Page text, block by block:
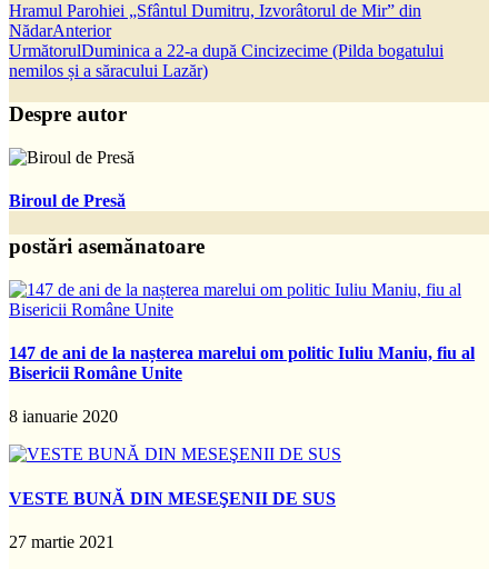
Hramul Parohiei „Sfântul Dumitru, Izvorâtorul de Mir” din
NădarAnterior
UrmătorulDuminica a 22-a după Cincizecime (Pilda bogatului
nemilos și a săracului Lazăr)
Despre autor
Biroul de Presă
postări asemănatoare
147 de ani de la nașterea marelui om politic Iuliu Maniu, fiu al
Bisericii Române Unite
8 ianuarie 2020
VESTE BUNĂ DIN MESEŞENII DE SUS
27 martie 2021